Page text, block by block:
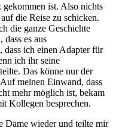
ist. Also nichts
die Reise zu schicken.
die ganze Geschichte
es aus
dass ich einen Adapter für
ich ihr seine
Das könne nur der
meinen Einwand, dass
mehr möglich ist, bekam
Kollegen besprechen.
Dame wieder und teilte mir